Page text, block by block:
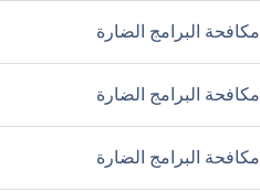
مكافحة البرامج الضارة
مكافحة البرامج الضارة
مكافحة البرامج الضارة